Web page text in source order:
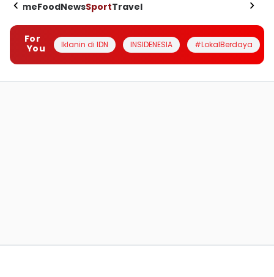
HomeFoodNewsSportTravel
For
You
Iklanin di IDN INSIDENESIA #LokalBerdaya